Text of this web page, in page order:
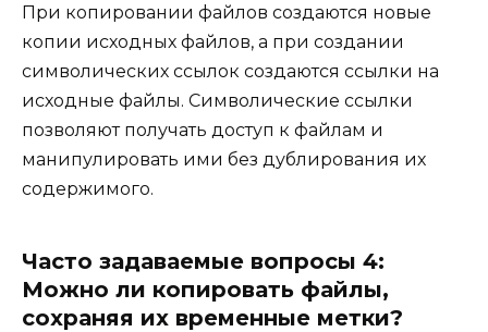
При копировании файлов создаются новые
копии исходных файлов, а при создании
символических ссылок создаются ссылки на
исходные файлы. Символические ссылки
позволяют получать доступ к файлам и
манипулировать ими без дублирования их
содержимого.
Часто задаваемые вопросы 4:
Можно ли копировать файлы,
сохраняя их временные метки?